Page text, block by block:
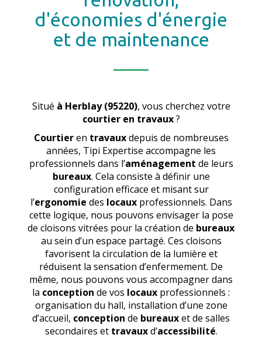
d'économies d'énergie
et de maintenance
Situé à Herblay (95220), vous cherchez votre
courtier en travaux?
Courtieren travauxdepuis de nombreuses
années, Tipi Expertise accompagne les
professionnels dans l’aménagement de leurs
bureaux. Cela consiste à définir une
configuration efficace et misant sur
l’ergonomie des locauxprofessionnels. Dans
cette logique, nous pouvons envisager la pose
de cloisons vitrées pour la création de bureaux
au sein d’un espace partagé. Ces cloisons
favorisent la circulation de la lumière et
réduisent la sensation d’enfermement. De
même, nous pouvons vous accompagner dans
la conception de vos locaux professionnels :
organisation du hall, installation d’une zone
d’accueil, conception de bureauxet de salles
secondaires et travauxd’accessibilité.